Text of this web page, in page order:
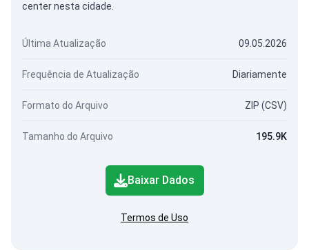
center nesta cidade.
Última Atualização 09.05.2026
Frequência de Atualização Diariamente
Formato do Arquivo ZIP (CSV)
Tamanho do Arquivo 195.9K
Baixar Dados
Termos de Uso